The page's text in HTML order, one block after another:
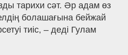
тарихи сәт. Әр адам өз
болашағына бейжай
тиіс, – деді Гулам